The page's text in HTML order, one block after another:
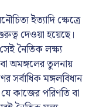
ইত্যাদি ক্ষেত্রে
দেওয়া হয়েছে।
নৈতিক লক্ষ্য
অমঙ্গলের তুলনায়
সর্বাধিক মঙ্গলবিধান
কাজের পরিণতি বা